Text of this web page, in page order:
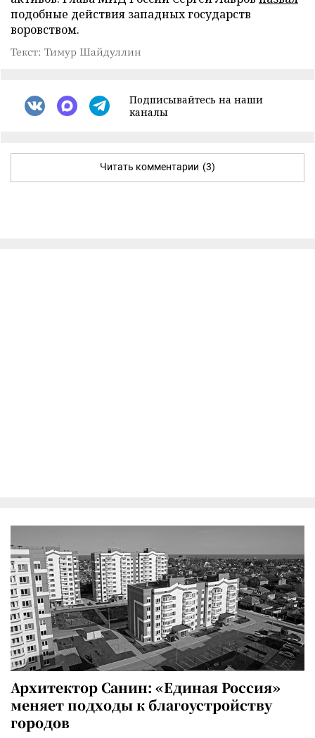
подобные действия западных государств
воровством.
Текст: Тимур Шайдуллин
Подписывайтесь на наши
каналы
Читать комментарии (3)
Архитектор Санин: «Единая Россия»
меняет подходы к благоустройству
городов